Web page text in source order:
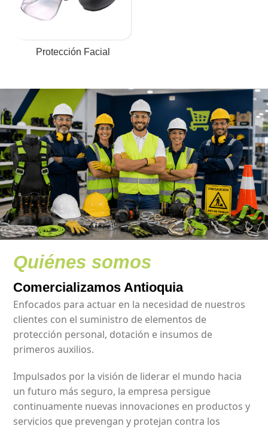
Protección Facial
Quiénes somos
Comercializamos Antioquia
Enfocados para actuar en la necesidad de nuestros
clientes con el suministro de elementos de
protección personal, dotación e insumos de
primeros auxilios.
Impulsados por la visión de liderar el mundo hacia
un futuro más seguro, la empresa persigue
continuamente nuevas innovaciones en productos y
servicios que prevengan y protejan contra los